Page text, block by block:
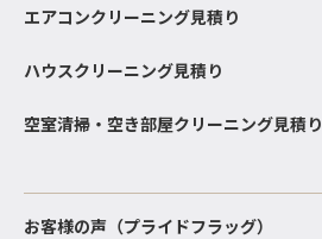
エアコンクリーニング見積り
ハウスクリーニング見積り
空室清掃・空き部屋クリーニング見積り
お客様の声（プライドフラッグ）